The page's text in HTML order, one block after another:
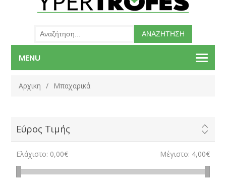
MENU
Αρχικη / Μπαχαρικά
Εύρος Τιμής
Ελάχιστο: 0,00€ Μέγιστο: 4,00€